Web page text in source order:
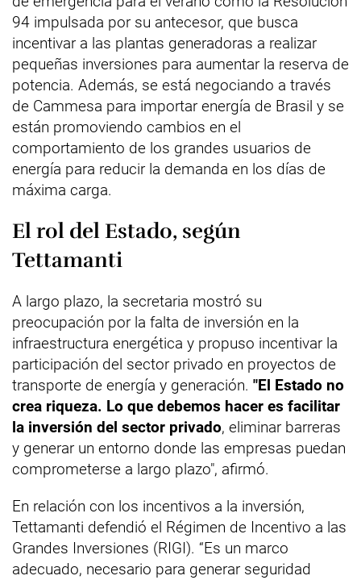
94 impulsada por su antecesor, que busca
incentivar a las plantas generadoras a realizar
pequeñas inversiones para aumentar la reserva de
potencia. Además, se está negociando a través
de Cammesa para importar energía de Brasil y se
están promoviendo cambios en el
comportamiento de los grandes usuarios de
energía para reducir la demanda en los días de
máxima carga.
El rol del Estado, según
Tettamanti
A largo plazo, la secretaria mostró su
preocupación por la falta de inversión en la
infraestructura energética y propuso incentivar la
participación del sector privado en proyectos de
transporte de energía y generación. "El Estado no
crea riqueza. Lo que debemos hacer es facilitar
la inversión del sector privado, eliminar barreras
y generar un entorno donde las empresas puedan
comprometerse a largo plazo", afirmó.
En relación con los incentivos a la inversión,
Tettamanti defendió el Régimen de Incentivo a las
Grandes Inversiones (RIGI). “Es un marco
adecuado, necesario para generar seguridad